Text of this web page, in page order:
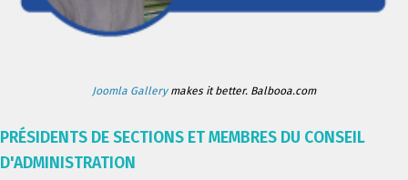
Joomla Gallerymakes it better. Balbooa.com
PRÉSIDENTS DE SECTIONS ET MEMBRES DU CONSEIL
D'ADMINISTRATION